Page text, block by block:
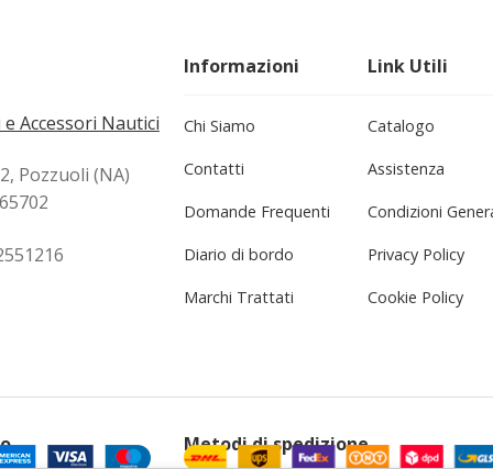
Accessori Nautici
Pozzuoli (NA)
Informazioni
Chi Siamo
Contatti
Domande Frequenti
Diario di bordo
Marchi Trattati
Link Utili
Catalogo
Assistenza
Condizioni
Privacy Policy
Cookie Policy
Metodi di spedizione